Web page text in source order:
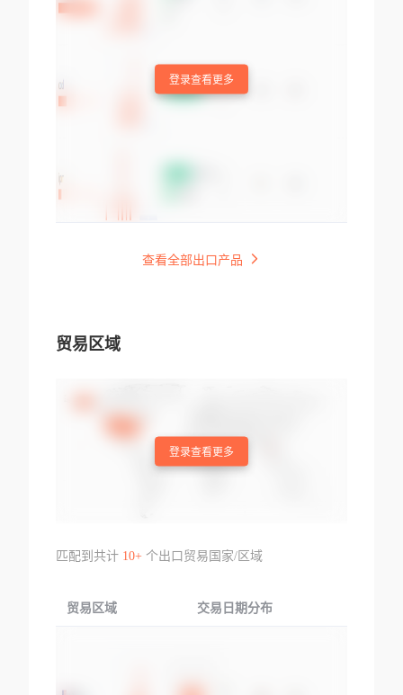
登录查看更多
查看全部出口产品
贸易区域
登录查看更多
匹配到共计 10+个出口贸易国家/区域
贸易区域 交易日期分布